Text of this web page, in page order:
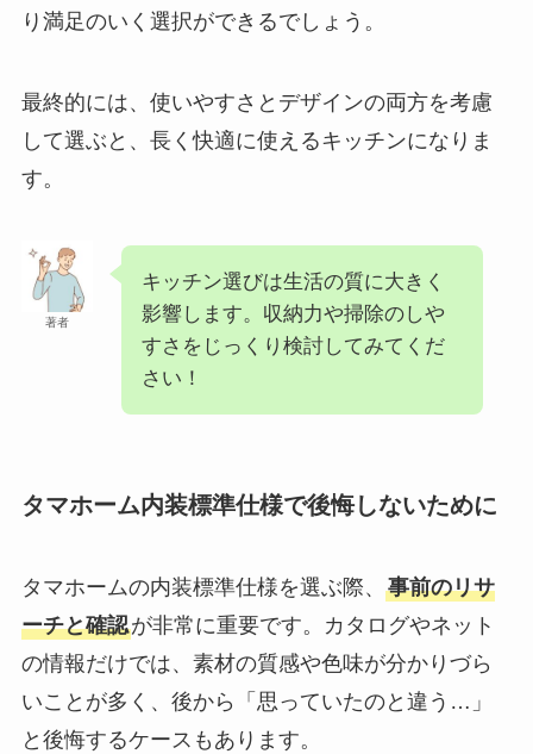
り満足のいく選択ができるでしょう。
最終的には、使いやすさとデザインの両方を考慮
して選ぶと、長く快適に使えるキッチンになりま
す。
著者
キッチン選びは生活の質に大きく
影響します。収納力や掃除のしや
すさをじっくり検討してみてくだ
さい！
タマホーム内装標準仕様で後悔しないために
タマホームの内装標準仕様を選ぶ際、 事前のリサ
ーチと確認が非常に重要です。カタログやネット
の情報だけでは、素材の質感や色味が分かりづら
いことが多く、後から「思っていたのと違う…」
と後悔するケースもあります。